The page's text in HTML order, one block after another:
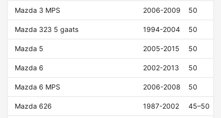
Mazda 3 MPS 2006-2009 50
Mazda 323 5 gaats 1994-2004 50
Mazda 5 2005-2015 50
Mazda 6 2002-2013 50
Mazda 6 MPS 2006-2008 50
Mazda 626 1987-2002 45–50